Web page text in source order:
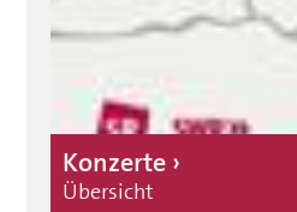
Konzerte
Übersicht